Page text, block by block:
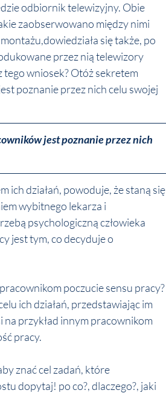
odbiornik telewizyjny. Obie
zaobserwowano między nimi
się także, po
przez nią telewizory
tego wniosek? Otóż sekretem
poznanie przez nich celu swojej
jest poznanie przez nich
ich działań, powoduje, że staną się
wybitnego lekarza i
psychologiczną człowieka
jest tym, co decyduje o
poczucie sensu pracy?
ich działań, przedstawiając im
przykład innym pracownikom
pracy.
znać cel zadań, które
dopytaj! po co?, dlaczego?, jaki